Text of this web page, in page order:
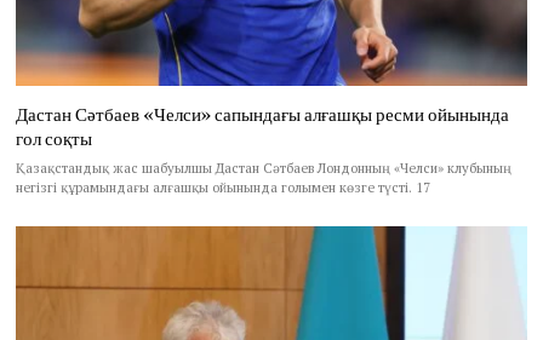
Дастан Сәтбаев «Челси» сапындағы алғашқы ресми ойынында
гол соқты
Қазақстандық жас шабуылшы Дастан Сәтбаев Лондонның «Челси» клубының
негізгі құрамындағы алғашқы ойынында голымен көзге түсті. 17